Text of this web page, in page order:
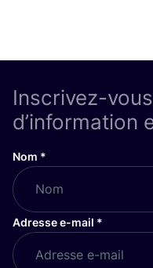
Inscrivez-
d’information
Nom *
Adresse e-mail *